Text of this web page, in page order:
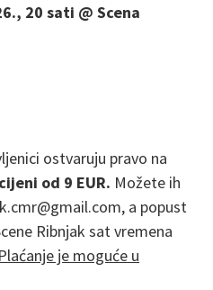
20 sati @ Scena
ostvaruju pravo na
od 9 EUR. Možete ih
a popust
Ribnjak sat vremena
Plaćanje je moguće u